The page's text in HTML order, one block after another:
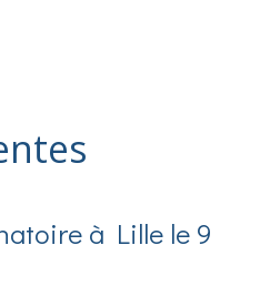
à Lille le 9